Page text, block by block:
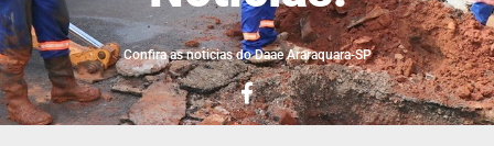
Confira as noticias do Daae Araraquara-SP